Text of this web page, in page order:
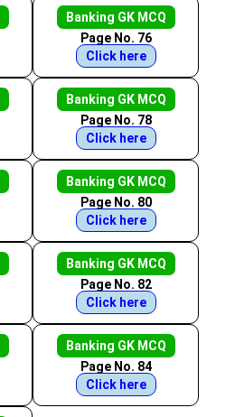
Banking GK MCQ
Page No. 76
Click here
Banking GK MCQ
Page No. 78
Click here
Banking GK MCQ
Page No. 80
Click here
Banking GK MCQ
Page No. 82
Click here
Banking GK MCQ
Page No. 84
Click here